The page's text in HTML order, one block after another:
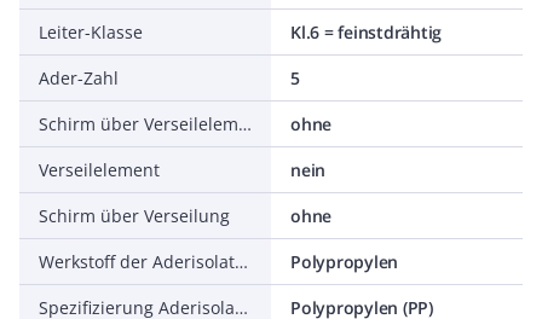
Leiter-Klasse
Kl.6 = feinstdrähtig
Ader-Zahl
5
Schirm über Verseilelement
ohne
Verseilelement
nein
Schirm über Verseilung
ohne
Werkstoff der Aderisolation
Polypropylen
Spezifizierung Aderisolation
Polypropylen (PP)